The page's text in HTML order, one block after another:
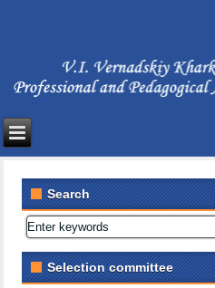
Search
Selection committee